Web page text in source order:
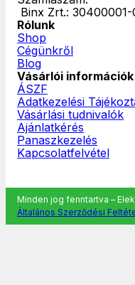
Binx Zrt.:
Rólunk
Shop
Cégünkről
Blog
Vásárlói információk
ÁSZF
Adatkezelési
Vásárlási tudnivalók
Ajánlatkérés
Panaszkezelés
Kapcsolatfelvétel
Minden jog fenntartva –
Általános Szerződési